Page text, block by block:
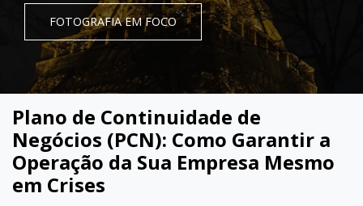
FOTOGRAFIA EM FOCO
Plano de Continuidade de
Negócios (PCN): Como Garantir a
Operação da Sua Empresa Mesmo
em Crises